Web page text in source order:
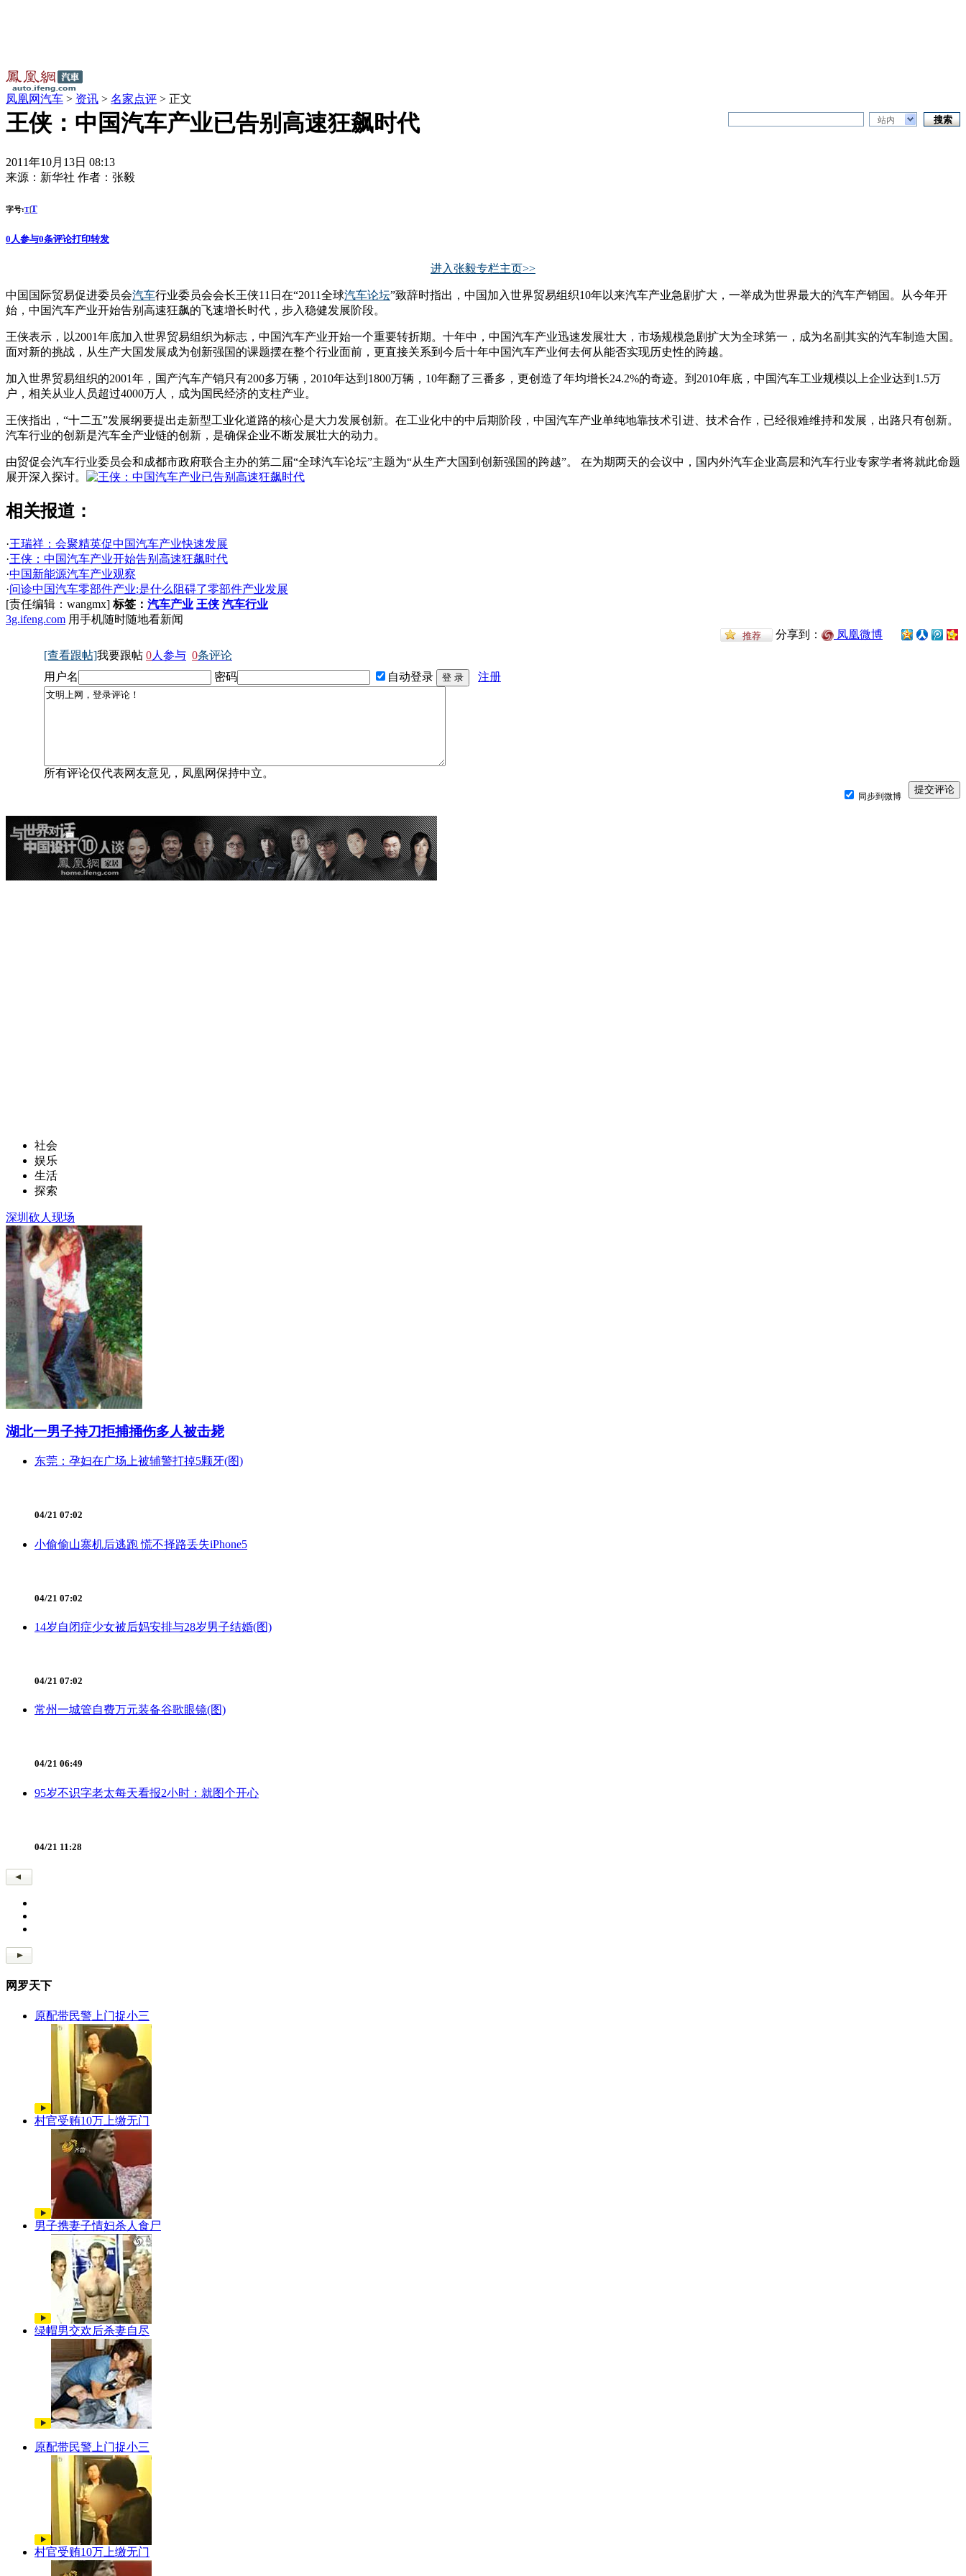
凤凰网汽车 > 资讯 > 名家点评 > 正文
站内
王侠：中国汽车产业已告别高速狂飙时代
2011年10月13日 08:13
来源： 新华社 作者： 张毅
字号:T|T
0 人参与0条评论打印转发
进入张毅专栏主页>>
中国国际贸易促进委员会汽车行业委员会会长王侠11日在“2011全球汽车论坛”致辞时指出，中国加入世界贸易组织10年以来汽车产业急剧扩大，一举成为世界最大的汽车产销国。从今年开
始，中国汽车产业开始告别高速狂飙的飞速增长时代，步入稳健发展阶段。
王侠表示，以2001年底加入世界贸易组织为标志，中国汽车产业开始一个重要转折期。十年中，中国汽车产业迅速发展壮大，市场规模急剧扩大为全球第一，成为名副其实的汽车制造大国。
面对新的挑战，从生产大国发展成为创新强国的课题摆在整个行业面前，更直接关系到今后十年中国汽车产业何去何从能否实现历史性的跨越。
加入世界贸易组织的2001年，国产汽车产销只有200多万辆，2010年达到1800万辆，10年翻了三番多，更创造了年均增长24.2%的奇迹。到2010年底，中国汽车工业规模以上企业达到1.5万
户，相关从业人员超过4000万人，成为国民经济的支柱产业。
王侠指出，“十二五”发展纲要提出走新型工业化道路的核心是大力发展创新。在工业化中的中后期阶段，中国汽车产业单纯地靠技术引进、技术合作，已经很难维持和发展，出路只有创新。
汽车行业的创新是汽车全产业链的创新，是确保企业不断发展壮大的动力。
由贸促会汽车行业委员会和成都市政府联合主办的第二届“全球汽车论坛”主题为“从生产大国到创新强国的跨越”。 在为期两天的会议中，国内外汽车企业高层和汽车行业专家学者将就此命题
展开深入探讨。
相关报道：
·王瑞祥：会聚精英促中国汽车产业快速发展
·王侠：中国汽车产业开始告别高速狂飙时代
·中国新能源汽车产业观察
·问诊中国汽车零部件产业:是什么阻碍了零部件产业发展
[责任编辑：wangmx] 标签： 汽车产业 王侠 汽车行业
3g.ifeng.com 用手机随时随地看新闻
分享到：
凤凰微博
[查看跟帖]我要跟帖 0人参与 0条评论
用户名
密码 自动登录 注册
所有评论仅代表网友意见，凤凰网保持中立。
同步到微博
社会
娱乐
生活
探索
深圳砍人现场
湖北一男子持刀拒捕捅伤多人被击毙
东莞：孕妇在广场上被辅警打掉5颗牙(图)
04/21 07:02
小偷偷山寨机后逃跑 慌不择路丢失iPhone5
04/21 07:02
14岁自闭症少女被后妈安排与28岁男子结婚(图)
04/21 07:02
常州一城管自费万元装备谷歌眼镜(图)
04/21 06:49
95岁不识字老太每天看报2小时：就图个开心
04/21 11:28
网罗天下
原配带民警上门捉小三
村官受贿10万上缴无门
男子携妻子情妇杀人食尸
绿帽男交欢后杀妻自尽
原配带民警上门捉小三
村官受贿10万上缴无门